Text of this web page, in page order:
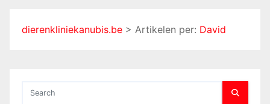
t
dierenkliniekanubis.be > Artikelen per: David